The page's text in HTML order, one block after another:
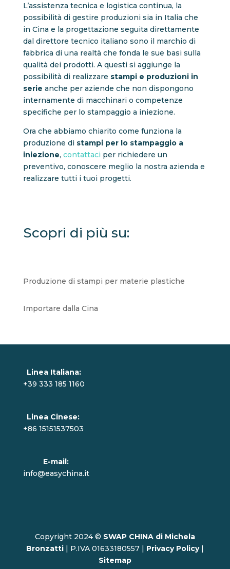
L’assistenza tecnica e logistica continua, la
possibilità di gestire produzioni sia in Italia che
in Cina e la progettazione seguita direttamente
dal direttore tecnico italiano sono il marchio di
fabbrica di una realtà che fonda le sue basi sulla
qualità dei prodotti. A questi si aggiunge la
possibilità di realizzare stampi e produzioni in
serie anche per aziende che non dispongono
internamente di macchinari o competenze
specifiche per lo stampaggio a iniezione.
Ora che abbiamo chiarito come funziona la
produzione di stampi per lo stampaggio a
iniezione, contattaci per richiedere un
preventivo, conoscere meglio la nostra azienda e
realizzare tutti i tuoi progetti.
Scopri di più su:
Produzione di stampi per materie plastiche
Importare dalla Cina
Linea Italiana:
+39 333 185 1160
Linea Cinese:
+86 15151537503
E-mail:
info@easychina.it
Copyright 2024 © SWAP CHINA di Michela
Bronzatti| P.IVA 01633180557 | Privacy Policy|
Sitemap